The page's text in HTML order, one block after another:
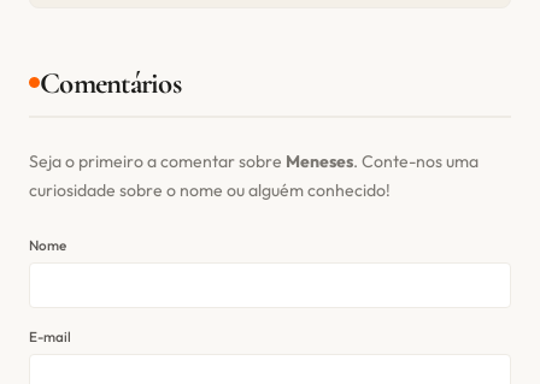
Comentários
Seja o primeiro a comentar sobre Meneses. Conte-nos uma
curiosidade sobre o nome ou alguém conhecido!
Nome
E-mail